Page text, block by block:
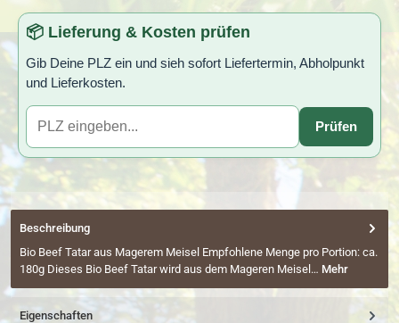
📦 Lieferung & Kosten prüfen
Gib Deine PLZ ein und sieh sofort Liefertermin, Abholpunkt
und Lieferkosten.
Prüfen
Beschreibung
Bio Beef Tatar aus Magerem Meisel Empfohlene Menge pro Portion: ca.
180g Dieses Bio Beef Tatar wird aus dem Mageren Meisel… Mehr
Eigenschaften